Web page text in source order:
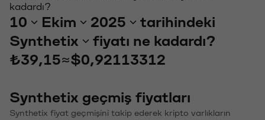
kadardı?
10 Ekim 2025
tarihindeki
Synthetix
fiyatı ne kadardı?
₺39,15≈$0,92113312
Synthetix geçmiş fiyatları
Synthetix fiyat geçmişini takip ederek kripto varlıkların